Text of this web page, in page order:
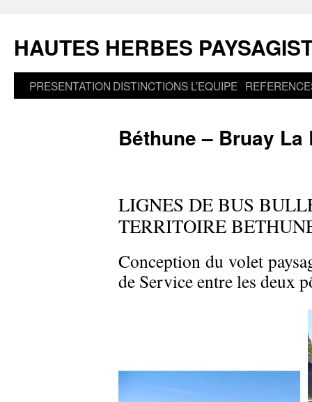
contenu
HAUTES HERBES
PRESENTATION DISTINCTIONS L’EQUIPE
Béthune – Bruay
LIGNES DE BUS
TERRITOIRE
Conception du volet
de Service entre les deux